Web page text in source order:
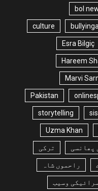
bol
culture
Esra Bilgiç
Hareem
Marvi
Pakistan
storytelling
Uzma Khan
پھانسی ترکی
راحموں شاہ
وسیب